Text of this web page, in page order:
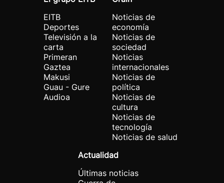
EITB
Deportes
Televisión a la
carta
Primeran
Gaztea
Makusi
Guau - Gure
Audioa
Noticias de
economía
Noticias de
sociedad
Noticias
internacionales
Noticias de
política
Noticias de
cultura
Noticias de
tecnología
Noticias de salud
Actualidad
Últimas noticias